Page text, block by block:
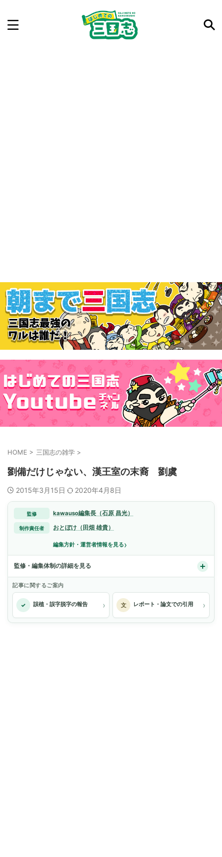
HOME > 三国志の雑学 >
劉備だけじゃない、漢王室の末裔 劉虞
2015年3月15日 2020年4月8日
監修 kawauso編集長（石原 昌光）
制作責任者 おとぼけ（田畑 雄貴）
編集方針・運営者情報を見る›
監修・編集体制の詳細を見る
記事に関するご案内
✓ 誤植・誤字脱字の報告 › 文 レポート・論文での引用 ›